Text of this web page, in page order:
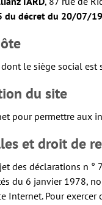
du décret du 20/07/
dont le siège social
du site
pour permettre aux
et droit de
des déclarations n
du 6 janvier 1978,
Internet. Pour exercer